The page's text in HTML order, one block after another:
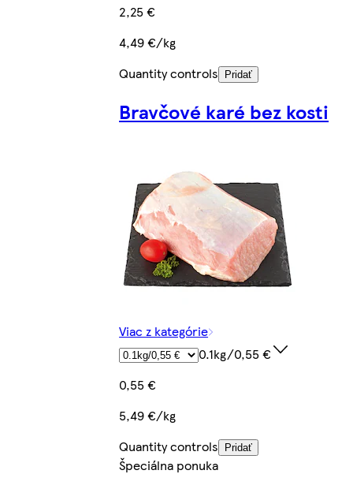
2,25 €
4,49 €/kg
Quantity controls Pridať
Bravčové karé bez kosti
Viac z kategórie
0.1kg/0,55 €
0,55 €
5,49 €/kg
Quantity controls
Pridať
Špeciálna ponuka